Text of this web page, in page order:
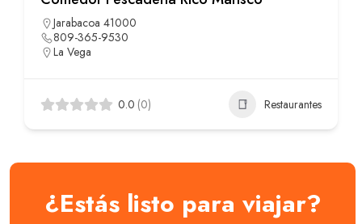
Jarabacoa 41000
809-365-9530
La Vega
0.0 (0) Restaurantes
¿Estás listo para viajar?